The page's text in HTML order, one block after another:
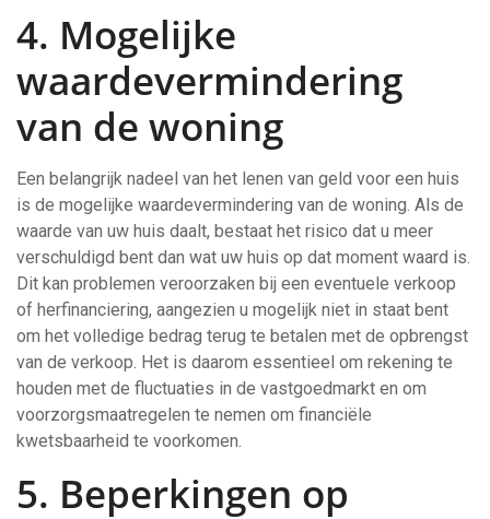
4. Mogelijke
waardevermindering
van de woning
Een belangrijk nadeel van het lenen van geld voor een huis
is de mogelijke waardevermindering van de woning. Als de
waarde van uw huis daalt, bestaat het risico dat u meer
verschuldigd bent dan wat uw huis op dat moment waard is.
Dit kan problemen veroorzaken bij een eventuele verkoop
of herfinanciering, aangezien u mogelijk niet in staat bent
om het volledige bedrag terug te betalen met de opbrengst
van de verkoop. Het is daarom essentieel om rekening te
houden met de fluctuaties in de vastgoedmarkt en om
voorzorgsmaatregelen te nemen om financiële
kwetsbaarheid te voorkomen.
5. Beperkingen op